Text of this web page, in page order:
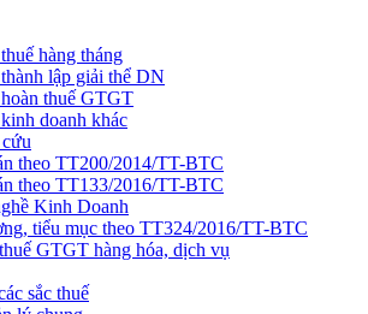
hàng tháng
lập giải thể DN
thuế GTGT
doanh khác
theo TT200/2014/TT-BTC
theo TT133/2016/TT-BTC
Kinh Doanh
tiểu mục theo TT324/2016/TT-BTC
GTGT hàng hóa, dịch vụ
sắc thuế